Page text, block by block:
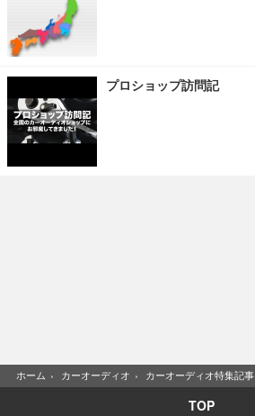
プロショップ訪問記
ホーム › カーオーディオ › カーオーディオ特集記事
TOP